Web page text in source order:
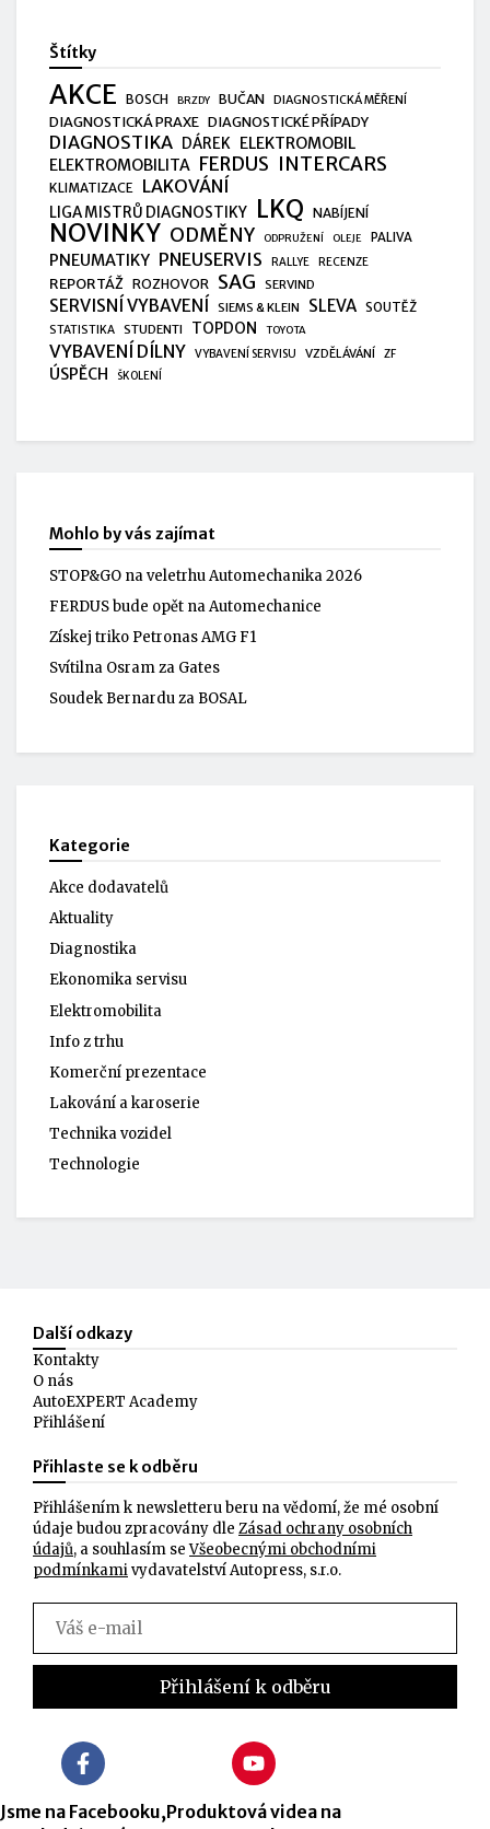
Štítky
AKCE BOSCH BRZDY BUČAN DIAGNOSTICKÁ MĚŘENÍ
DIAGNOSTICKÁ PRAXE DIAGNOSTICKÉ PŘÍPADY
DIAGNOSTIKA DÁREK ELEKTROMOBIL
ELEKTROMOBILITA FERDUS INTERCARS
KLIMATIZACE LAKOVÁNÍ
LIGA MISTRŮ DIAGNOSTIKY LKQ NABÍJENÍ
NOVINKY ODMĚNY ODPRUŽENÍ OLEJE PALIVA
PNEUMATIKY PNEUSERVIS RALLYE RECENZE
REPORTÁŽ ROZHOVOR SAG SERVIND
SERVISNÍ VYBAVENÍ SIEMS & KLEIN SLEVA SOUTĚŽ
STATISTIKA STUDENTI TOPDON TOYOTA
VYBAVENÍ DÍLNY VYBAVENÍ SERVISU VZDĚLÁVÁNÍ ZF
ÚSPĚCH ŠKOLENÍ
Mohlo by vás zajímat
STOP&GO na veletrhu Automechanika 2026
FERDUS bude opět na Automechanice
Získej triko Petronas AMG F1
Svítilna Osram za Gates
Soudek Bernardu za BOSAL
Kategorie
Akce dodavatelů
Aktuality
Diagnostika
Ekonomika servisu
Elektromobilita
Info z trhu
Komerční prezentace
Lakování a karoserie
Technika vozidel
Technologie
Další odkazy
Kontakty
O nás
AutoEXPERT Academy
Přihlášení
Přihlaste se k odběru
Přihlášením k newsletteru beru na vědomí, že mé osobní
údaje budou zpracovány dle Zásad ochrany osobních
údajů, a souhlasím seVšeobecnými obchodními
podmínkamivydavatelství Autopress, s.r.o.
Jsme na Facebooku,Produktová videa na